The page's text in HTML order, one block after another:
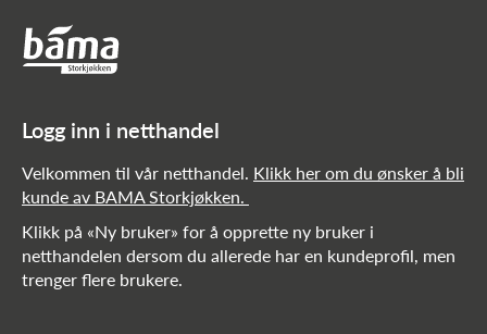
Netthandel!
Logg inn i netthandel
Velkommen til vår netthandel. Klikk her om du ønsker å bli
kunde av BAMA Storkjøkken.
Klikk på «Ny bruker» for å opprette ny bruker i
netthandelen dersom du allerede har en kundeprofil, men
trenger flere brukere.